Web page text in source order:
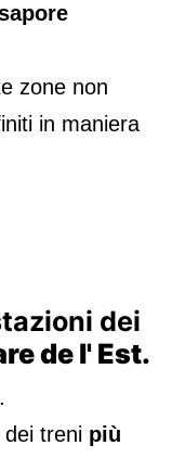
zone non
in maniera
dei
de l' Est.
treni più